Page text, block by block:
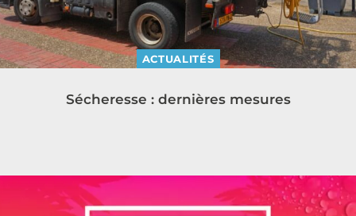
ACTUALITÉS
Sécheresse : dernières mesures